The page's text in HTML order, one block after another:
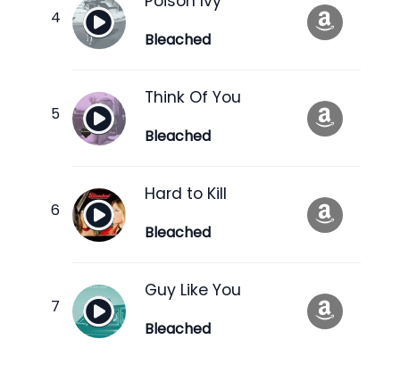
Bleached
Think Of You
Bleached
Hard to Kill
Bleached
Guy Like You
Bleached